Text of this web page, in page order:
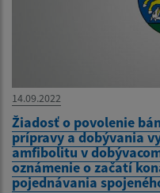
14.09.2022
Žiadosť o povolenie
prípravy a dobývania
amfibolitu v
oznámenie o začatí
pojednávania